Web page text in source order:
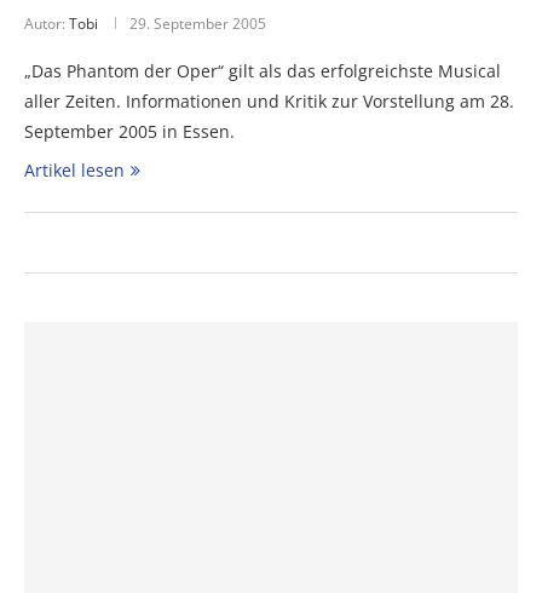
Autor: Tobi 29. September 2005
„Das Phantom der Oper“ gilt als das erfolgreichste Musical
aller Zeiten. Informationen und Kritik zur Vorstellung am 28.
September 2005 in Essen.
Artikel lesen